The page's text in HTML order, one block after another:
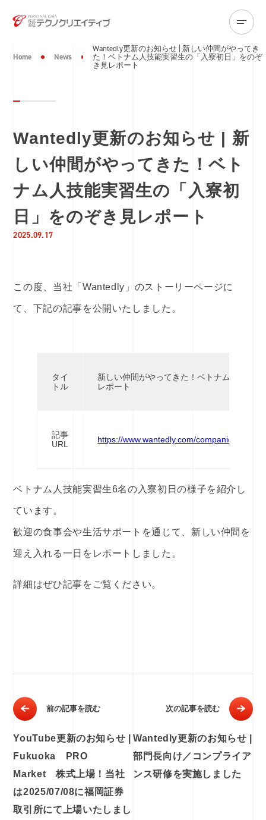
Home News
Wantedly更新のお知らせ | 新しい仲間がやってき
た！ベトナム人技能実習生の「入寮初日」をのぞ
き見レポート
Wantedly更新のお知らせ | 新
しい仲間がやってきた！ベト
ナム人技能実習生の「入寮初
日」をのぞき見レポート
2025.09.17
この度、当社「Wantedly」のストーリーページに
て、下記の記事を公開いたしました。
タイ
トル
新しい仲間がやってきた！ベトナム人技能
レポート
記事
URL
https://www.wantedly.com/companies/
ベトナム人技能実習生6名の入寮初日の様子を紹介し
ています。
歓迎の食事会や生活サポートを通じて、新しい仲間を
迎え入れる一日をレポートしました。
詳細はぜひ記事をご覧ください。
前の記事を読む
YouTube更新のお知らせ |
Fukuoka PRO
Market 株式上場！当社
は2025/07/08に福岡証券
取引所にて上場いたしまし
次の記事を読む
Wantedly更新のお知らせ |
部門長向け／コンプライア
ンス研修を実施しました